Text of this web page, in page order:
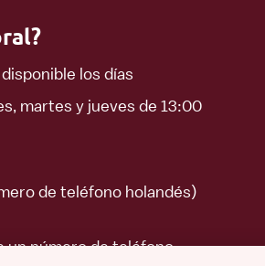
los días
martes y jueves de 13:00
de teléfono holandés)
un número de teléfono